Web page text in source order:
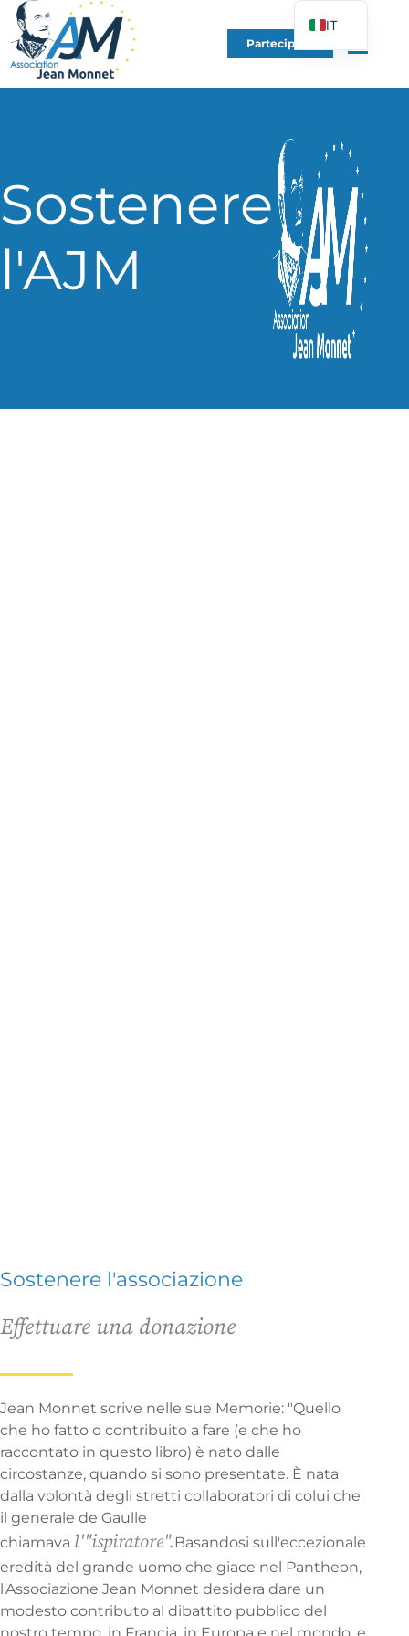
Partecipare
Sostenere
l'AJM
Sostenere l'associazione
Effettuare una donazione
Jean Monnet scrive nelle sue Memorie: "Quello
che ho fatto o contribuito a fare (e che ho
raccontato in questo libro) è nato dalle
circostanze, quando si sono presentate. È nata
dalla volontà degli stretti collaboratori di colui che
il generale de Gaulle
chiamava l'"ispiratore".Basandosi sull'eccezionale
eredità del grande uomo che giace nel Pantheon,
l'Associazione Jean Monnet desidera dare un
modesto contributo al dibattito pubblico del
IT
FR
EN
ES
PL
UK